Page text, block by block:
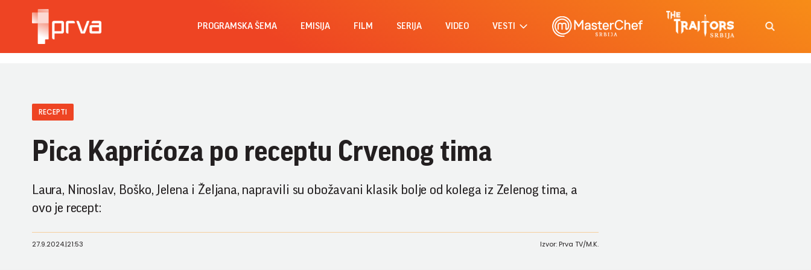
PROGRAMSKA ŠEMA EMISIJA FILM SERIJA VIDEO VESTI
RECEPTI
Pica Kaprićoza po receptu Crvenog tima
Laura, Ninoslav, Boško, Jelena i Željana, napravili su obožavani klasik bolje od kolega iz Zelenog tima, a
ovo je recept:
27.9.2024.|21:53 Izvor: Prva TV/M.K.